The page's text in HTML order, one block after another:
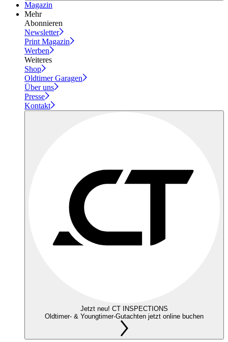
Magazin
Mehr
Abonnieren
Newsletter
Print Magazin
Werben
Weiteres
Shop
Oldtimer Garagen
Über uns
Presse
Kontakt
Jetzt neu! CT INSPECTIONS
Oldtimer- & Youngtimer-Gutachten jetzt online buchen